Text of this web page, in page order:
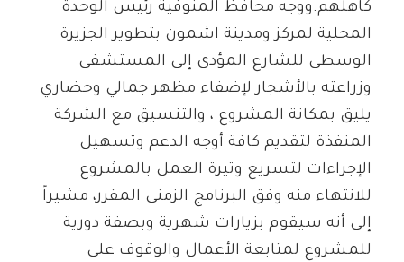
كاهلهم.ووجه محافظ المنوفية رئيس الوحدة
المحلية لمركز ومدينة اشمون بتطوير الجزيرة
الوسطى للشارع المؤدى إلى المستشفى
وزراعته بالأشجار لإضفاء مظهر جمالي وحضاري
يليق بمكانة المشروع ، والتنسيق مع الشركة
المنفذة لتقديم كافة أوجه الدعم وتسهيل
الإجراءات لتسريع وتيرة العمل بالمشروع
للانتهاء منه وفق البرنامج الزمنى المقرر، مشيراً
إلى أنه سيقوم بزيارات شهرية وبصفة دورية
للمشروع لمتابعة الأعمال والوقوف على